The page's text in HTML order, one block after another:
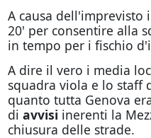
A causa dell'imprevisto
20' per consentire alla
in tempo per i fischio
A dire il vero i media
squadra viola e lo staff
quanto tutta Genova
di avvisi inerenti la
chiusura delle strade.